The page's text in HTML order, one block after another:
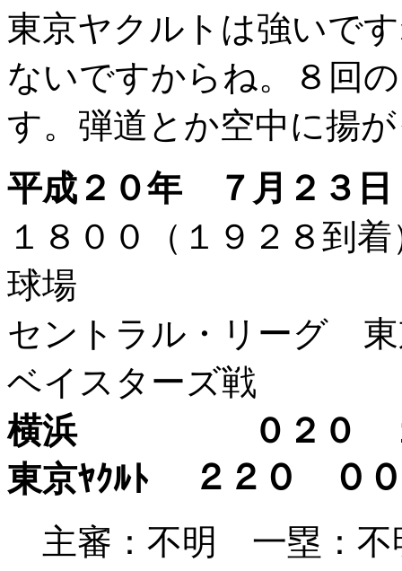
東京ヤクルトは強いで
ないですからね。８回
す。弾道とか空中に揚
平成２０年 ７月２３日
１８００（１９２８
球場
セントラル・リーグ 東
ベイスターズ戦
横浜 ０２０ １
東京ﾔｸﾙﾄ ２２０
主審：不明 一塁